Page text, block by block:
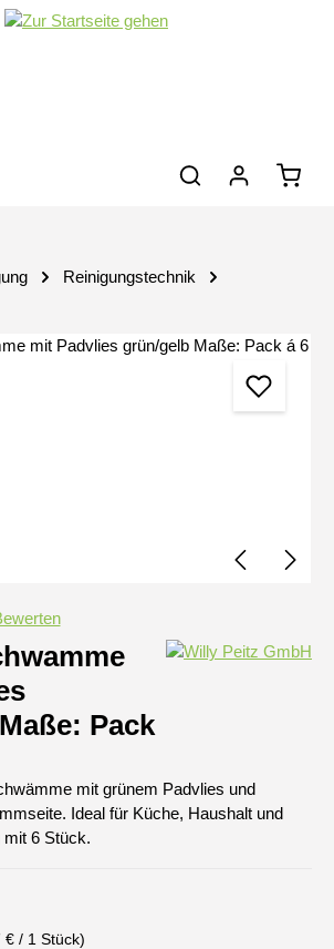
Reinigungstechnik
von 0 von 5 Sternen
Pack
mit grünem Padvlies und
Ideal für Küche, Haushalt und
6 Stück.
€ / 1 Stück)